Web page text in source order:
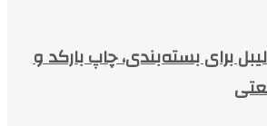
برای بسته‌بندی، چاپ بارکد و